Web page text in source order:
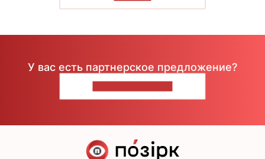
У вас есть партнерское предложение?